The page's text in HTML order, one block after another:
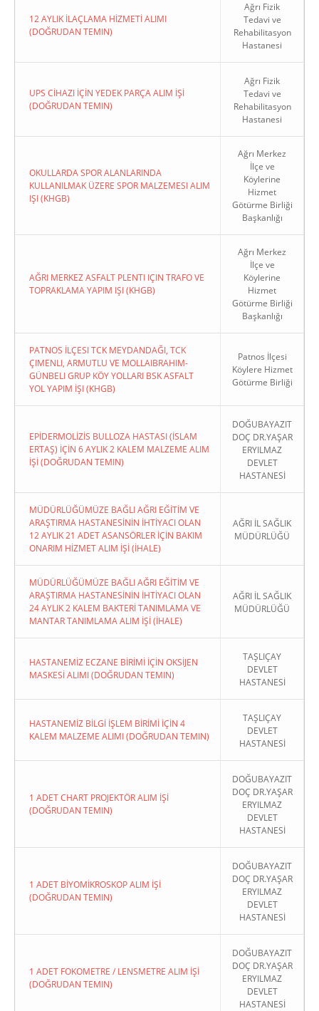
12 AYLIK İLAÇLAMA HİZMETİ ALIMI
(DOĞRUDAN TEMIN)
Ağrı Fizik
Tedavi ve
Rehabilitasyon
Hastanesi
UPS CİHAZI İÇİN YEDEK PARÇA ALIM İŞİ
(DOĞRUDAN TEMIN)
Ağrı Fizik
Tedavi ve
Rehabilitasyon
Hastanesi
OKULLARDA SPOR ALANLARINDA
KULLANILMAK ÜZERE SPOR MALZEMESI ALIM
IŞI (KHGB)
Ağrı Merkez
İlçe ve
Köylerine
Hizmet
Götürme Birliği
Başkanlığı
AĞRI MERKEZ ASFALT PLENTI IÇIN TRAFO VE
TOPRAKLAMA YAPIM IŞI (KHGB)
Ağrı Merkez
İlçe ve
Köylerine
Hizmet
Götürme Birliği
Başkanlığı
PATNOS İLÇESI TCK MEYDANDAĞI, TCK
ÇIMENLI, ARMUTLU VE MOLLAIBRAHIM-
GÜNBELI GRUP KÖY YOLLARI BSK ASFALT
YOL YAPIM İŞI (KHGB)
Patnos İlçesi
Köylere Hizmet
Götürme Birliği
EPİDERMOLİZİS BULLOZA HASTASI (İSLAM
ERTAŞ) İÇİN 6 AYLIK 2 KALEM MALZEME ALIM
İŞİ (DOĞRUDAN TEMIN)
DOĞUBAYAZIT
DOÇ DR.YAŞAR
ERYILMAZ
DEVLET
HASTANESİ
MÜDÜRLÜĞÜMÜZE BAĞLI AĞRI EĞİTİM VE
ARAŞTIRMA HASTANESİNİN İHTİYACI OLAN
12 AYLIK 21 ADET ASANSÖRLER İÇİN BAKIM
ONARIM HİZMET ALIM İŞİ (İHALE)
AĞRI İL SAĞLIK
MÜDÜRLÜĞÜ
MÜDÜRLÜĞÜMÜZE BAĞLI AĞRI EĞİTİM VE
ARAŞTIRMA HASTANESİNİN İHTİYACI OLAN
24 AYLIK 2 KALEM BAKTERİ TANIMLAMA VE
MANTAR TANIMLAMA ALIM İŞİ (İHALE)
AĞRI İL SAĞLIK
MÜDÜRLÜĞÜ
HASTANEMİZ ECZANE BİRİMİ İÇİN OKSİJEN
MASKESİ ALIMI (DOĞRUDAN TEMIN)
TAŞLIÇAY
DEVLET
HASTANESİ
HASTANEMİZ BİLGİ İŞLEM BİRİMİ İÇİN 4
KALEM MALZEME ALIMI (DOĞRUDAN TEMIN)
TAŞLIÇAY
DEVLET
HASTANESİ
1 ADET CHART PROJEKTÖR ALIM İŞİ
(DOĞRUDAN TEMIN)
DOĞUBAYAZIT
DOÇ DR.YAŞAR
ERYILMAZ
DEVLET
HASTANESİ
1 ADET BİYOMİKROSKOP ALIM İŞİ
(DOĞRUDAN TEMIN)
DOĞUBAYAZIT
DOÇ DR.YAŞAR
ERYILMAZ
DEVLET
HASTANESİ
1 ADET FOKOMETRE / LENSMETRE ALIM İŞİ
(DOĞRUDAN TEMIN)
DOĞUBAYAZIT
DOÇ DR.YAŞAR
ERYILMAZ
DEVLET
HASTANESİ